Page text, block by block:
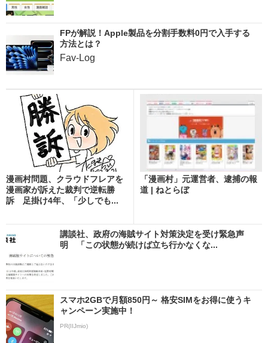
FPが解説！Apple製品を分割手数料0円で入手する
方法とは？
Fav-Log
漫画村問題、クラウドフレアを
漫画家が訴えた裁判で逆転勝
訴 足掛け4年、「少しでも...
「漫画村」元運営者、逮捕の報
道 | ねとらぼ
講談社、政府の海賊サイト対策決定を受け緊急声
明 「この状態が続けば立ち行かなくな...
スマホ2GBで月額850円～ 格安SIMをお得に使うキ
ャンペーン実施中！
PR(IIJmio)